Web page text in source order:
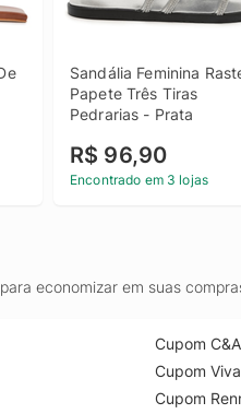
Sandália Feminina
Papete Três Tiras
Pedrarias - Prata
R$ 96,90
Encontrado em 3 lojas
economizar em suas
Cupom C&A
Cupom
Cupom